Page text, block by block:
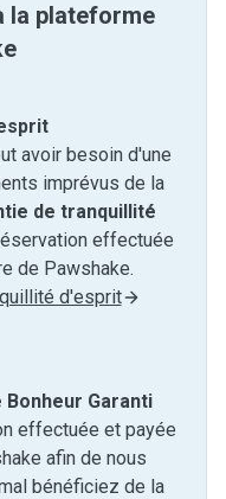
la plateforme
avoir besoin d'une
imprévus de la
de tranquillité
effectuée
de Pawshake.
d'esprit
Bonheur Garanti
effectuée et payée
afin de nous
bénéficiez de la